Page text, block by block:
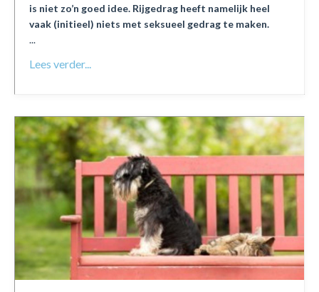
is niet zo’n goed idee. Rijgedrag heeft namelijk heel
vaak (initieel) niets met seksueel gedrag te maken.
...
Lees verder...